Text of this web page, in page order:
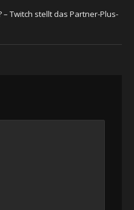
– Twitch stellt das Partner-Plus-